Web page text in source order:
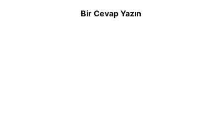
Bir Cevap Yazın